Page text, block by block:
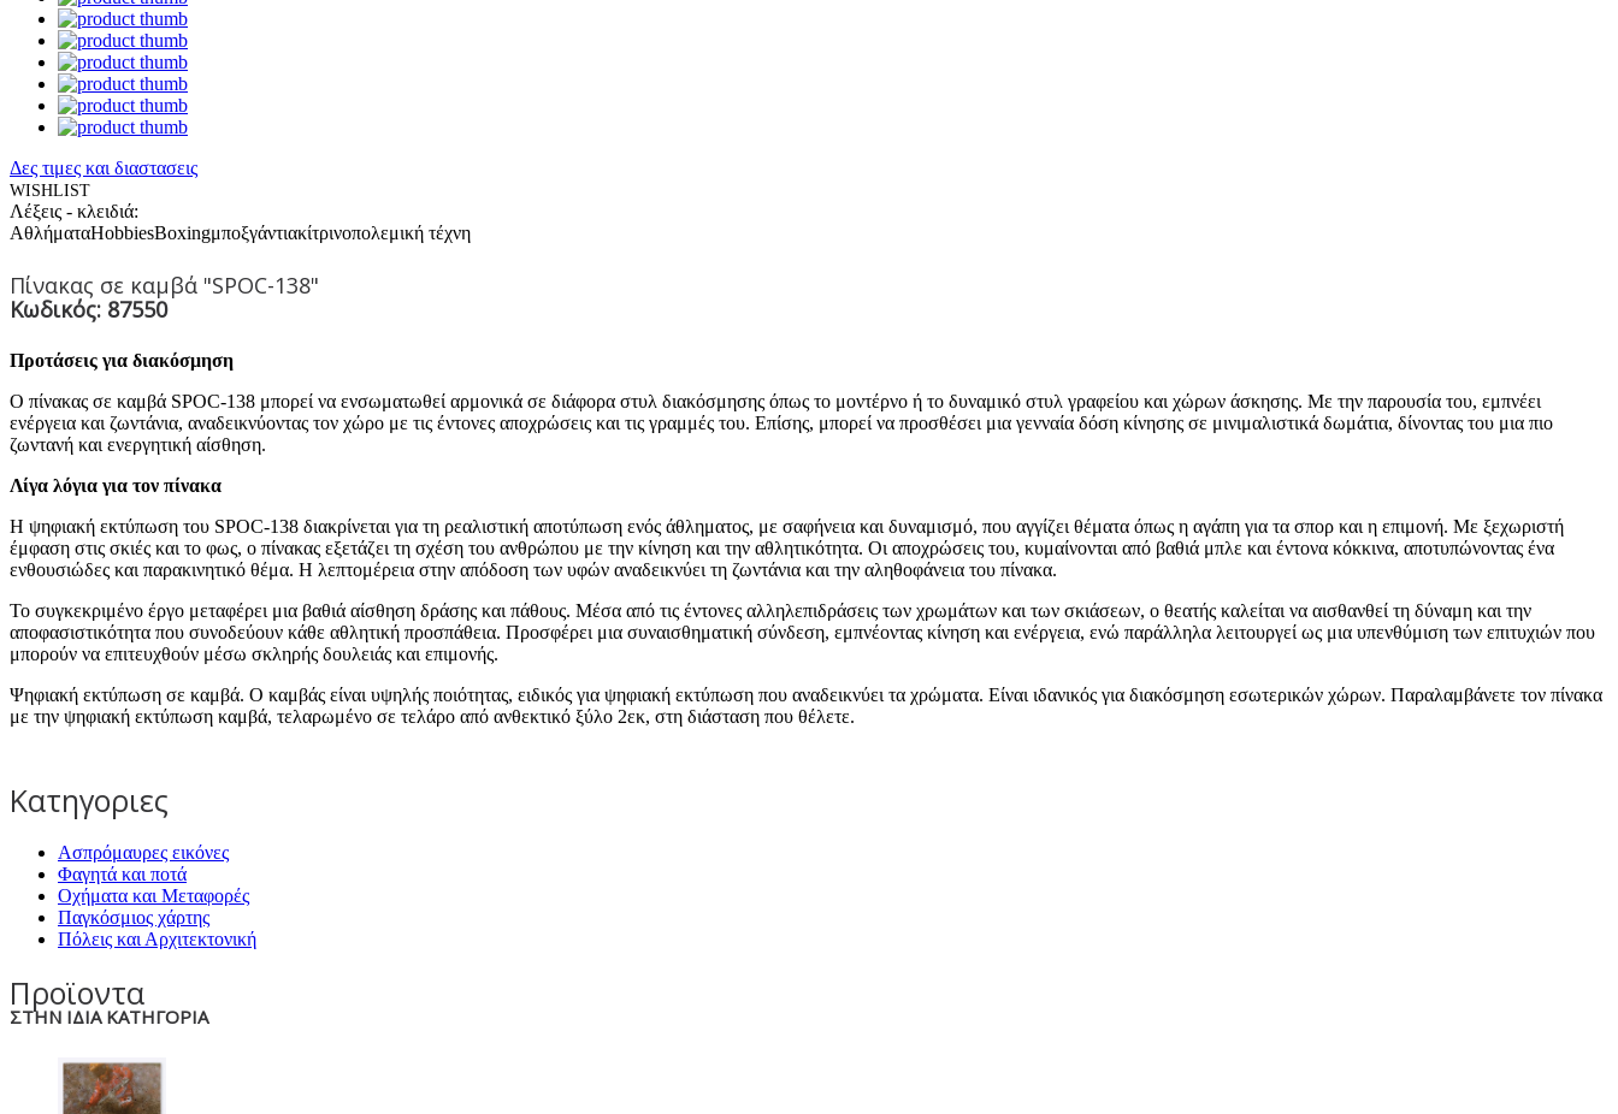
Δες τιμες και διαστασεις
WISHLIST
Λέξεις - κλειδιά:
ΑθλήματαHobbiesBoxingμποξγάντιακίτρινοπολεμική τέχνη
Πίνακας σε καμβά "SPOC-138"
Κωδικός: 87550
Προτάσεις για διακόσμηση
Ο πίνακας σε καμβά SPOC-138 μπορεί να ενσωματωθεί αρμονικά σε διάφορα στυλ διακόσμησης όπως το μοντέρνο ή το δυναμικό στυλ γραφείου και χώρων άσκησης. Με την παρουσία του, εμπνέει
ενέργεια και ζωντάνια, αναδεικνύοντας τον χώρο με τις έντονες αποχρώσεις και τις γραμμές του. Επίσης, μπορεί να προσθέσει μια γενναία δόση κίνησης σε μινιμαλιστικά δωμάτια, δίνοντας του μια πιο
ζωντανή και ενεργητική αίσθηση.
Λίγα λόγια για τον πίνακα
Η ψηφιακή εκτύπωση του SPOC-138 διακρίνεται για τη ρεαλιστική αποτύπωση ενός άθληματος, με σαφήνεια και δυναμισμό, που αγγίζει θέματα όπως η αγάπη για τα σπορ και η επιμονή. Με ξεχωριστή
έμφαση στις σκιές και το φως, ο πίνακας εξετάζει τη σχέση του ανθρώπου με την κίνηση και την αθλητικότητα. Οι αποχρώσεις του, κυμαίνονται από βαθιά μπλε και έντονα κόκκινα, αποτυπώνοντας ένα
ενθουσιώδες και παρακινητικό θέμα. Η λεπτομέρεια στην απόδοση των υφών αναδεικνύει τη ζωντάνια και την αληθοφάνεια του πίνακα.
Το συγκεκριμένο έργο μεταφέρει μια βαθιά αίσθηση δράσης και πάθους. Μέσα από τις έντονες αλληλεπιδράσεις των χρωμάτων και των σκιάσεων, ο θεατής καλείται να αισθανθεί τη δύναμη και την
αποφασιστικότητα που συνοδεύουν κάθε αθλητική προσπάθεια. Προσφέρει μια συναισθηματική σύνδεση, εμπνέοντας κίνηση και ενέργεια, ενώ παράλληλα λειτουργεί ως μια υπενθύμιση των επιτυχιών που
μπορούν να επιτευχθούν μέσω σκληρής δουλειάς και επιμονής.
Ψηφιακή εκτύπωση σε καμβά. Ο καμβάς είναι υψηλής ποιότητας, ειδικός για ψηφιακή εκτύπωση που αναδεικνύει τα χρώματα. Είναι ιδανικός για διακόσμηση εσωτερικών χώρων. Παραλαμβάνετε τον πίνακα
με την ψηφιακή εκτύπωση καμβά, τελαρωμένο σε τελάρο από ανθεκτικό ξύλο 2εκ, στη διάσταση που θέλετε.
Κατηγοριες
Ασπρόμαυρες εικόνες
Φαγητά και ποτά
Οχήματα και Μεταφορές
Παγκόσμιος χάρτης
Πόλεις και Αρχιτεκτονική
Προϊοντα
ΣΤΗΝ ΙΔΙΑ ΚΑΤΗΓΟΡΙΑ